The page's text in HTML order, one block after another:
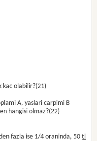
kac olabilir?(21)
A, yaslari carpimi B
hangisi olmaz?(22)
fazla ise 1/4 oraninda, 50tl